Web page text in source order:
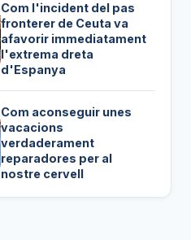
Com l'incident del pas
fronterer de Ceuta va
afavorir immediatament
l'extrema dreta
d'Espanya
Com aconseguir unes
vacacions
verdaderament
reparadores per al
nostre cervell